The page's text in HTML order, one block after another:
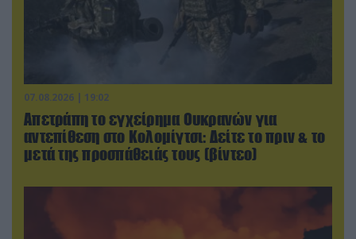
07.08.2026 | 19:02
Απετράπη το εγχείρημα Ουκρανών για
αντεπίθεση στο Κολομίγτσι: Δείτε το πριν & το
μετά της προσπάθειάς τους (βίντεο)